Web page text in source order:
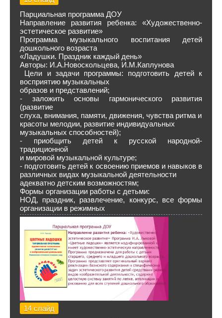
Парциальная программа ДОУ
Направление развития ребенка: «Художественно-
эстетическое развитие»
Программа музыкального воспитания детей
дошкольного возраста
«Ладушки. Праздник каждый день»
Авторы: И.А.Новоскольцева, И.М.Каплунова
Цели и задачи программы: подготовить детей к
восприятию музыкальных
образов и представлений;
- заложить основы гармонического развития
(развитие
слуха, внимания, памяти, движения, чувства ритма и
красоты мелодии, развитие индивидуальных
музыкальных способностей);
- приобщить детей к русской народной-
традиционной
и мировой музыкальной культуре;
- подготовить детей к освоению приемов и навыков в
различных видах музыкальной деятельности
адекватно детским возможностям;
Формы организации работы с детьми:
НОД, праздник, развлечение, конкурс, все формы
организации в режимных
14 слайд